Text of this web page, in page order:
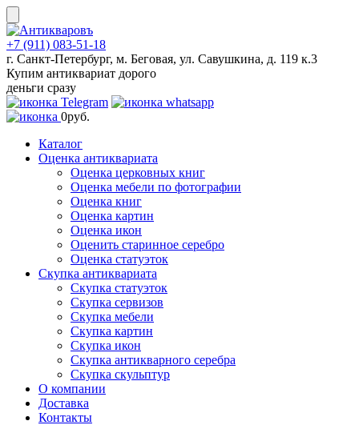
Skip
to
content
+7 (911) 083-51-18
г. Санкт-Петербург, м. Беговая, ул. Савушкина, д. 119 к.3
Купим антиквариат дорого
деньги сразу
0руб.
Каталог
Оценка антиквариата
Оценка церковных книг
Оценка мебели по фотографии
Оценка книг
Оценка картин
Оценка икон
Оценить старинное серебро
Оценка статуэток
Скупка антиквариата
Скупка статуэток
Скупка сервизов
Скупка мебели
Скупка картин
Скупка икон
Скупка антикварного серебра
Скупка скульптур
О компании
Доставка
Контакты